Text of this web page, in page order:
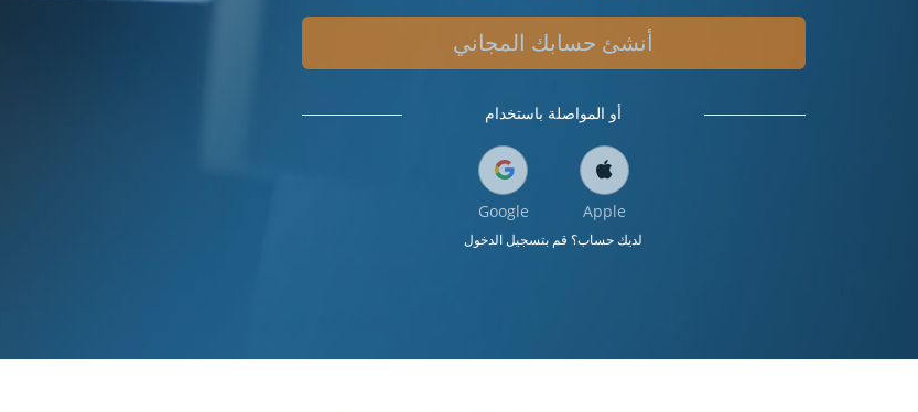
أنشئ حسابك المجاني
أو المواصلة باستخدام
Apple
Google
لديك حساب؟ قم بتسجيل الدخول